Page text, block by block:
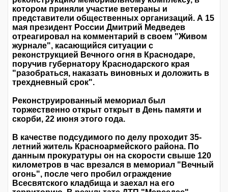
котором приняли участие ветераны и
представители общественных организаций. А 15
мая президент России Дмитрий Медведев
отреагировал на комментарий в своем "Живом
журнале", касающийся ситуации с
реконструкцией Вечного огня в Краснодаре,
поручив губернатору Краснодарского края
"разобраться, наказать виновных и доложить в
трехдневный срок".
Реконструированный мемориал был
торжественно открыт открыт в День памяти и
скорби, 22 июня этого года.
В качестве подсудимого по делу проходит 35-
летний житель Красноармейского района. По
данным прокуратуры он на скорости свыше 120
километров в час врезался в мемориал "Вечный
огонь", после чего пробил ограждение
Всесвятского кладбища и заехал на его